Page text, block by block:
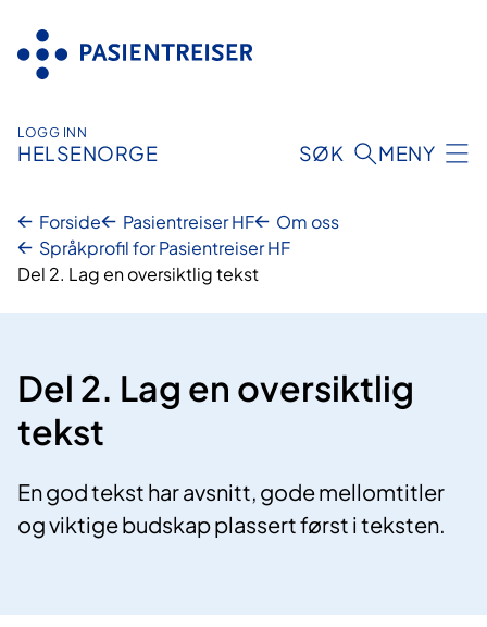
innhold
LOGG INN
HELSENORGE SØK MENY
Forside Pasientreiser HF
Om oss
Språkprofil for Pasientreiser HF
Del 2. Lag en oversiktlig tekst
Del 2. Lag en oversiktlig
tekst
En god tekst har avsnitt, gode mellomtitler
og viktige budskap plassert først i teksten.